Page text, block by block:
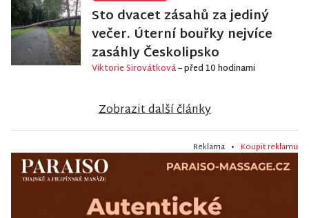
Sto dvacet zásahů za jediný
večer. Úterní bouřky nejvíce
zasáhly Českolipsko
Viktorie Sirovátková– před 10 hodinami
Zobrazit další články
Reklama • Koupit reklamu